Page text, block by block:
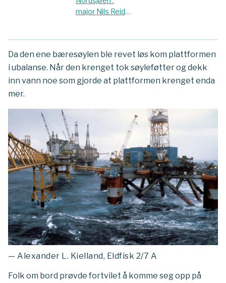
major Nils Reidar
redningsaksjoner
Da den ene bæresøylen ble revet løs kom plattformen
i ubalanse. Når den krenget tok søyleføtter og dekk
inn vann noe som gjorde at plattformen krenget enda
mer.
— Alexander L. Kielland, Eldfisk 2/7 A
Folk om bord prøvde fortvilet å komme seg opp på